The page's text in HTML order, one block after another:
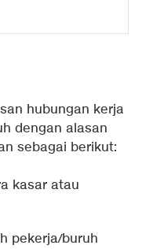
hubungan kerja
dengan alasan
sebagai berikut:
kasar atau
pekerja/buruh